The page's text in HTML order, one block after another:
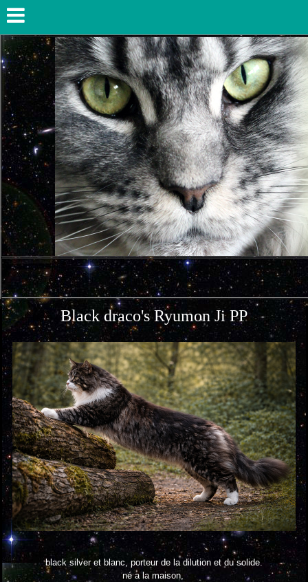
Black draco's Ryumon Ji PP
black silver et blanc, porteur de la dilution et du solide.
né a la maison,